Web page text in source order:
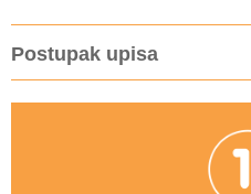
Postupak upisa